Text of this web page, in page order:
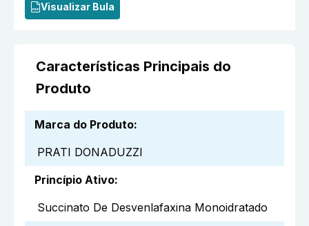
Visualizar Bula
Características Principais do
Produto
Marca do Produto:
PRATI DONADUZZI
Princípio Ativo:
Succinato De Desvenlafaxina Monoidratado